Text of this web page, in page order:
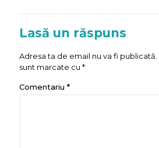
Lasă un răspuns
Adresa ta de email nu va fi publicată.
sunt marcate cu *
Comentariu *